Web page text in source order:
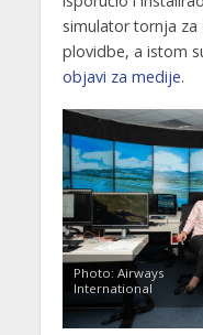
simulator tornja za
plovidbe, a istom
objavi za medije.
Photo: Airways
International